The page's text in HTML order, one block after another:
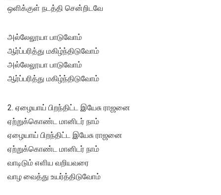
ஒளிக்குள் நடத்தி சென்றிடவே
அல்லேலூயா பாடுவோம்
ஆர்ப்பரித்து மகிழ்ந்திடுவோம்
அல்லேலூயா பாடுவோம்
ஆர்ப்பரித்து மகிழ்ந்திடுவோம்
2. ஏழையாய் பிறந்திட்ட இயேசு ராஜனை
ஏற்றுக்கொண்ட மானிடர் நாம்
ஏழையாய் பிறந்திட்ட இயேசு ராஜனை
ஏற்றுக்கொண்ட மானிடர் நாம்
வாடிடும் எளிய வறியவரை
வாழ வைத்து உயர்த்திடுவோம்